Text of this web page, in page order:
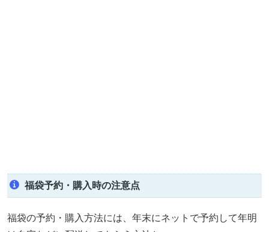
福袋予約・購入時の注意点
福袋の予約・購入方法には、年末にネットで予約して年明